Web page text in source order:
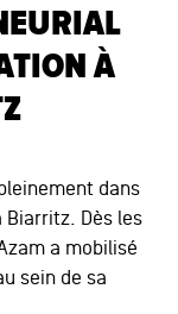
À
dans
Biarritz. Dès les
a mobilisé
sein de sa